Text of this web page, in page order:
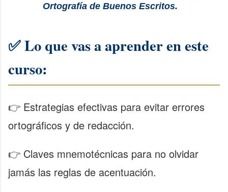
Ortografía de Buenos Escritos.
✅ Lo que vas a aprender en este
curso:
👉 Estrategias efectivas para evitar errores
ortográficos y de redacción.
👉 Claves mnemotécnicas para no olvidar
jamás las reglas de acentuación.